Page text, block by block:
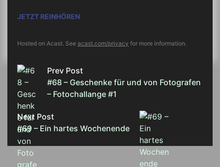
JETZT REINHÖREN#69 – EIN HARTES WOCHENENDE
Hosted on Acast. See acast.com/privacy for more information.
Prev Post
#68 – Geschenke für und von Fotografen
– Fotochallange #1
Next Post
#69 – Ein hartes Wochenende